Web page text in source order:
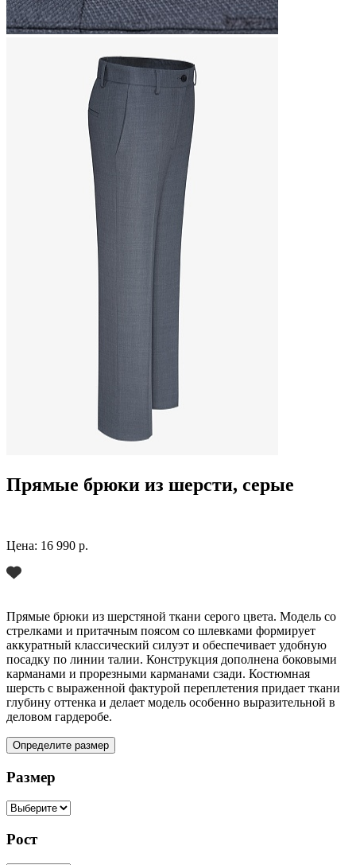
Прямые брюки из шерсти, серые
Цена: 16 990 р.
Прямые брюки из шерстяной ткани серого цвета. Модель со
стрелками и притачным поясом со шлевками формирует
аккуратный классический силуэт и обеспечивает удобную
посадку по линии талии. Конструкция дополнена боковыми
карманами и прорезными карманами сзади. Костюмная
шерсть с выраженной фактурой переплетения придает ткани
глубину оттенка и делает модель особенно выразительной в
деловом гардеробе.
Определите размер
Размер
Рост